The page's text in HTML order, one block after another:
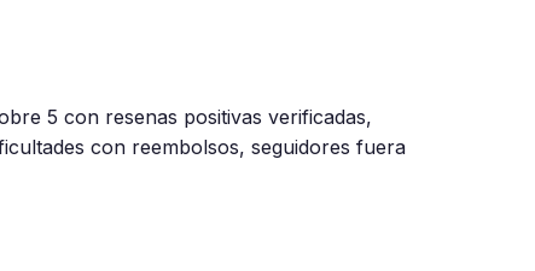
5 con resenas positivas verificadas,
con reembolsos, seguidores fuera